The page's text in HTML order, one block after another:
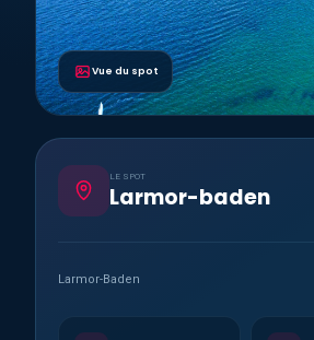
Vue du spot
LE SPOT
Larmor-baden
Larmor-Baden